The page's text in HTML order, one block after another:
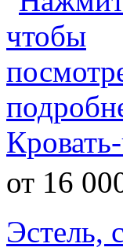
от 16
Эстель,